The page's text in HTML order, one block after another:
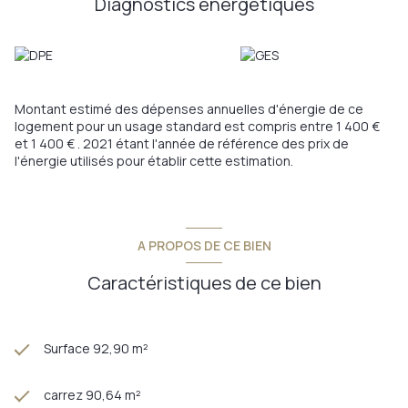
baignoire, la fenêtre et l'emplacement actuel de la machine à
savoir : DPE en E et B Facture électrique 1440,63 €/an
Chauffage radiateurs électrique avec coeur de fonte au RDC
Cheminée 9kw avec foyer fermée Richard le Droff de 2009
Chauffe-eau Atlantic 200 litres de 2010 Isolation des combles
2019 en ouate de cellulose 32cm Fenêtres en bois double
vitrage d'origine en bon état Volets bois battants rénovés en
2021 Garage isolé avec porte motorisée en 2007 Taxe
Annonce proposée par un agent commercial
Montant estimé des dépenses annuelles d'énergie de ce
logement pour un usage standard est compris entre 1 400 €
et 1 400 € . 2021 étant l'année de référence des prix de
l'énergie utilisés pour établir cette estimation.
A PROPOS DE CE BIEN
Caractéristiques de ce bien
Surface 92,90 m²
carrez 90,64 m²